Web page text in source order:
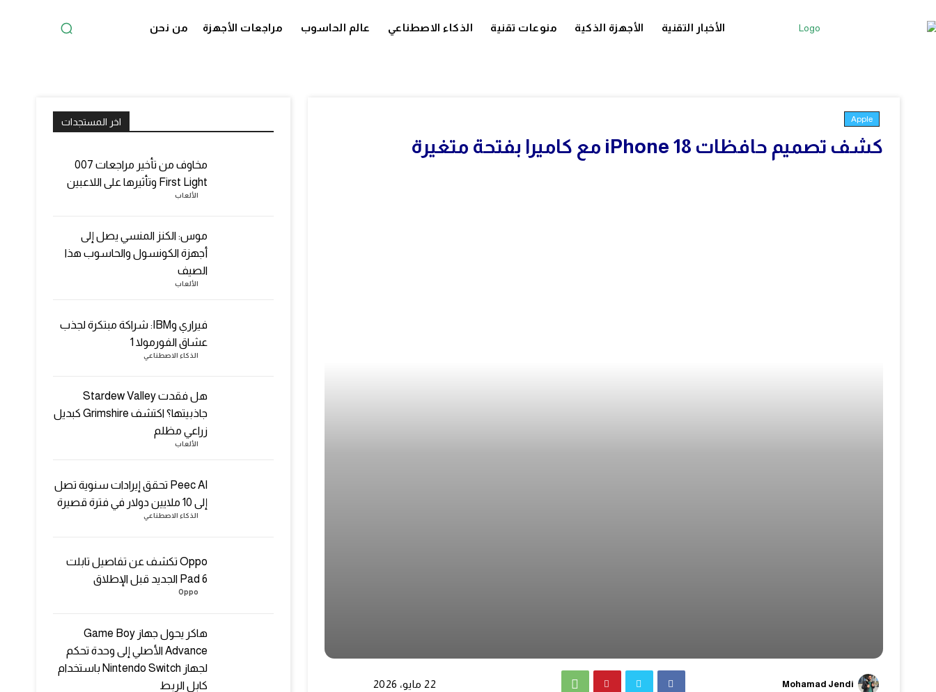
الأخبار التقنية الأجهزة الذكية منوعات تقنية الذكاء الاصطناعي عالم الحاسوب مراجعات الأجهزة من نحن
Apple
كشف تصميم حافظات iPhone 18 مع كاميرا بفتحة متغيرة
Mohamad Jendi 22 مايو، 2026
اخر المستجدات
مخاوف من تأخير مراجعات 007
First Light وتأثيرها على اللاعبين
الألعاب
موس: الكنز المنسي يصل إلى
أجهزة الكونسول والحاسوب هذا
الصيف
الألعاب
فيراري وIBM: شراكة مبتكرة لجذب
عشاق الفورمولا 1
الذكاء الاصطناعي
هل فقدت Stardew Valley
جاذبيتها؟ اكتشف Grimshire كبديل
زراعي مظلم
الألعاب
Peec AI تحقق إيرادات سنوية تصل
إلى 10 ملايين دولار في فترة قصيرة
الذكاء الاصطناعي
Oppo تكشف عن تفاصيل تابلت
Pad 6 الجديد قبل الإطلاق
Oppo
هاكر يحول جهاز Game Boy
Advance الأصلي إلى وحدة تحكم
لجهاز Nintendo Switch باستخدام
كابل الربط